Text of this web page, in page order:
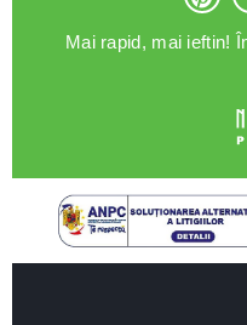
Mai rapid, mai ieftin!